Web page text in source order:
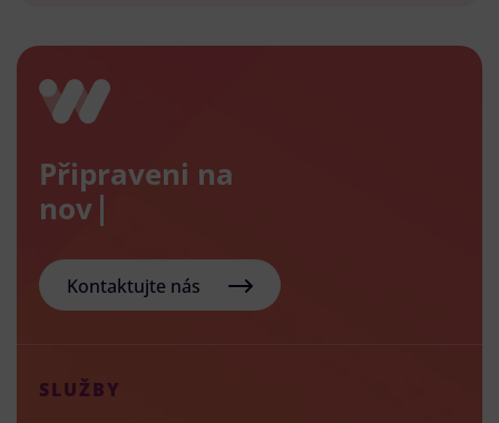
Připraveni na
nový e-s
Kontaktujte nás
SLUŽBY